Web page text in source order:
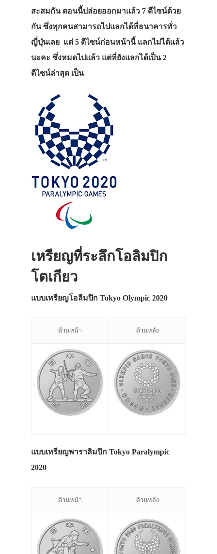
สะสมกัน ตอนนี้ปล่อยออกมาแล้ว 7 ดีไซน์ด้วย
กัน ซึ่งทุกคนสามารถไปแลกได้ที่ธนาคารทั่ว
ญี่ปุ่นเลย แต่ 5 ดีไซน์ก่อนหน้านี้ แลกไม่ได้แล้ว
นะคะ ซึ่งหมดไปแล้ว แต่ที่ยังแลกได้เป็น 2
ดีไซน์ล่าสุด เป็น
เหรียญที่ระลึกโอลิมปิก
โตเกียว
แบบเหรียญโอลิมปิก Tokyo Olympic 2020
ด้านหน้า ด้านหลัง
แบบเหรียญพาราลิมปิก Tokyo Paralympic
2020
ด้านหน้า ด้านหลัง